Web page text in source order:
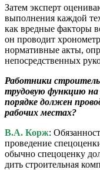
Затем эксперт
выполнения каждой
как вредные факторы
он проводит
нормативные акты,
непосредственных
Работники
трудовую функцию на
порядке должен
рабочих местах?
В.А. Корж:
проведение
обычно спецоценку
дить строительная